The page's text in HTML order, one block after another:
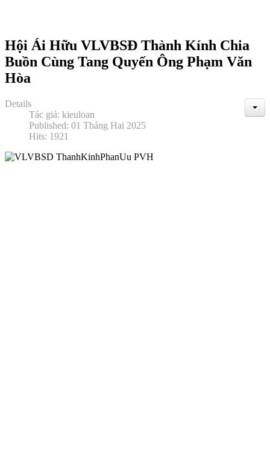
Hội Ái Hữu VLVBSĐ Thành Kính Chia
Buồn Cùng Tang Quyến Ông Phạm Văn
Hòa
Details
Tác giả: kieuloan
Published: 01 Tháng Hai 2025
Hits: 1921